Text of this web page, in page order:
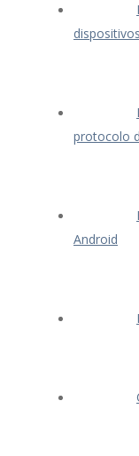
protocolo
Android